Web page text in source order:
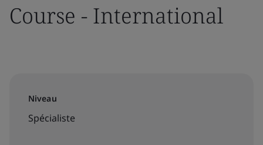
Course - International
Niveau
Spécialiste